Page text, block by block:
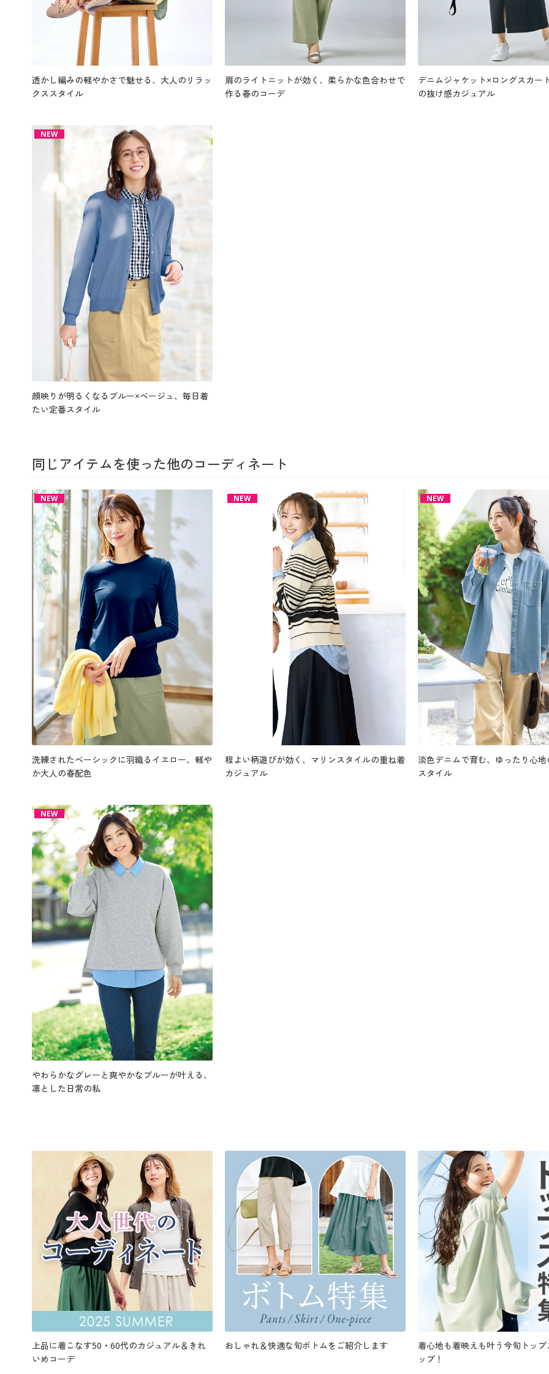
透かし編みの軽やかさで魅せる、大人のリラッ
クススタイル
肩のライトニットが効く、柔らかな色合わせで
作る春のコーデ
デニムジャケット×ロングスカー
の抜け感カジュアル
NEW
顔映りが明るくなるブルー×ベージュ、毎日着
たい定番スタイル
同じアイテムを使った他のコーディネート
NEW
洗練されたベーシックに羽織るイエロー、軽や
か大人の春配色
NEW
程よい柄遊びが効く、マリンスタイルの重ね着
カジュアル
NEW
淡色デニムで育む、ゆったり心
スタイル
NEW
やわらかなグレーと爽やかなブルーが叶える、
凛とした日常の私
上品に着こなす50・60代のカジュアル＆きれ
いめコーデ
おしゃれ＆快適な旬ボトムをご紹介します
着心地も着映えも叶う今旬トッ
ップ！